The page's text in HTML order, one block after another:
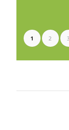
1 2 3